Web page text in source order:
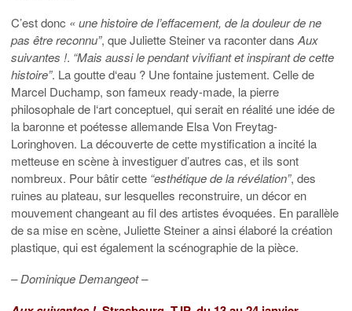
C’est donc « une histoire de l’effacement, de la douleur de ne
pas être reconnu”, que Juliette Steiner va raconter dans Aux
suivantes !. “Mais aussi le pendant vivifiant et inspirant de cette
histoire”. La goutte d‘eau ? Une fontaine justement. Celle de
Marcel Duchamp, son fameux ready-made, la pierre
philosophale de l‘art conceptuel, qui serait en réalité une idée de
la baronne et poétesse allemande Elsa Von Freytag-
Loringhoven. La découverte de cette mystification a incité la
metteuse en scène à investiguer d’autres cas, et ils sont
nombreux. Pour bâtir cette “esthétique de la révélation”, des
ruines au plateau, sur lesquelles reconstruire, un décor en
mouvement changeant au fil des artistes évoquées. En parallèle
de sa mise en scène, Juliette Steiner a ainsi élaboré la création
plastique, qui est également la scénographie de la pièce.
– Dominique Demangeot –